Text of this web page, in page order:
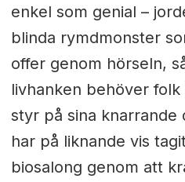
enkel som genial –
blinda rymdmonster
offer genom hörseln,
livhanken behöver
styr på sina knarrande
har på liknande vis
biosalong genom att